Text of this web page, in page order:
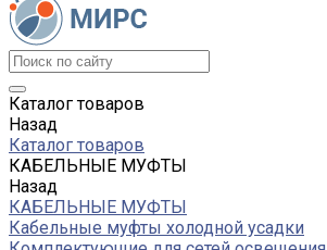
Каталог товаров
Назад
Каталог товаров
КАБЕЛЬНЫЕ МУФТЫ
Назад
КАБЕЛЬНЫЕ МУФТЫ
Кабельные муфты холодной усадки